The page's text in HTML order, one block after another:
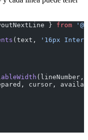
} from
(text,
'16px Inter'
cursor,